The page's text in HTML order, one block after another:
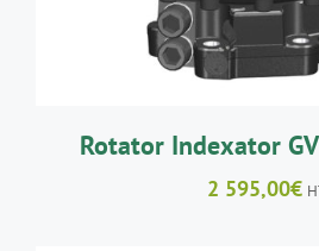
Rotator Indexator
2 595,00€